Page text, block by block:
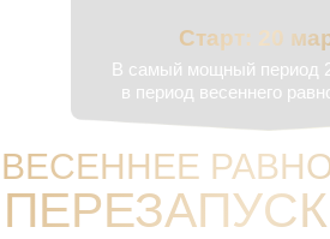
Старт: 20
В самый мощный период
в период весеннего
ВЕСЕННЕЕ